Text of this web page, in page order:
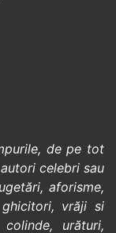
de pe tot
autori celebrisau
,aforisme,
ghicitori, vrăji si
colinde, urături,